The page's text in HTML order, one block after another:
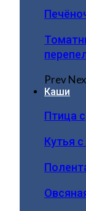
Prev
Каши
Птица
Кутья